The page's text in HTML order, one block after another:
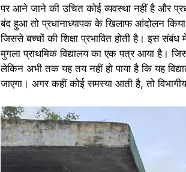
पर आने जाने की उचित कोई व्यवस्था नहीं है और
बंद हुआ तो प्रधानाध्यापक के खिलाफ आंदोलन
जिससे बच्चों की शिक्षा प्रभावित होती है। इस
मुगला प्राथमिक विद्यालय का एक पत्र आया है।
लेकिन अभी तक यह तय नहीं हो पाया है कि यह
जाएगा। अगर कहीं कोई समस्या आती है, तो